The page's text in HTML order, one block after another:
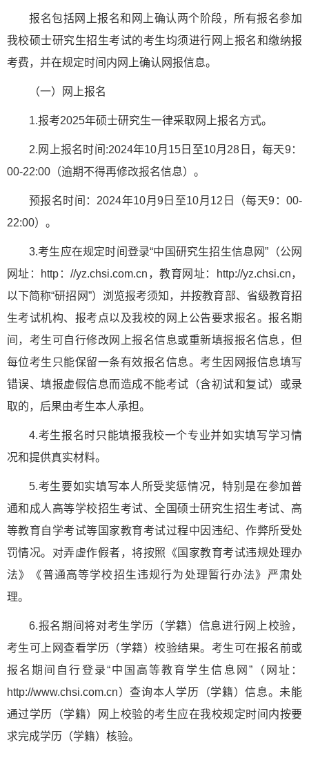
报名包括网上报名和网上确认两个阶段，所有报名参加
我校硕士研究生招生考试的考生均须进行网上报名和缴纳报
考费，并在规定时间内网上确认网报信息。
（一）网上报名
1.报考2025年硕士研究生一律采取网上报名方式。
2.网上报名时间:2024年10月15日至10月28日，每天9：
00-22:00（逾期不得再修改报名信息）。
预报名时间：2024年10月9日至10月12日（每天9：00-
22:00）。
3.考生应在规定时间登录“中国研究生招生信息网”（公网
网址：http：//yz.chsi.com.cn，教育网址：http://yz.chsi.cn，
以下简称“研招网”）浏览报考须知，并按教育部、省级教育招
生考试机构、报考点以及我校的网上公告要求报名。报名期
间，考生可自行修改网上报名信息或重新填报报名信息，但
每位考生只能保留一条有效报名信息。考生因网报信息填写
错误、填报虚假信息而造成不能考试（含初试和复试）或录
取的，后果由考生本人承担。
4.考生报名时只能填报我校一个专业并如实填写学习情
况和提供真实材料。
5.考生要如实填写本人所受奖惩情况，特别是在参加普
通和成人高等学校招生考试、全国硕士研究生招生考试、高
等教育自学考试等国家教育考试过程中因违纪、作弊所受处
罚情况。对弄虚作假者，将按照《国家教育考试违规处理办
法》《普通高等学校招生违规行为处理暂行办法》严肃处
理。
6.报名期间将对考生学历（学籍）信息进行网上校验，
考生可上网查看学历（学籍）校验结果。考生可在报名前或
报名期间自行登录“中国高等教育学生信息网”（网址：
http://www.chsi.com.cn）查询本人学历（学籍）信息。未能
通过学历（学籍）网上校验的考生应在我校规定时间内按要
求完成学历（学籍）核验。